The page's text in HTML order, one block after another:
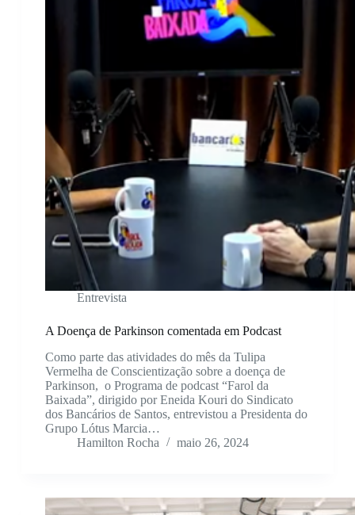
Entrevista
A Doença de Parkinson comentada em Podcast
Como parte das atividades do mês da Tulipa
Vermelha de Conscientização sobre a doença de
Parkinson, o Programa de podcast “Farol da
Baixada”, dirigido por Eneida Kouri do Sindicato
dos Bancários de Santos, entrevistou a Presidenta do
Grupo Lótus Marcia…
Hamilton Rocha
maio 26, 2024